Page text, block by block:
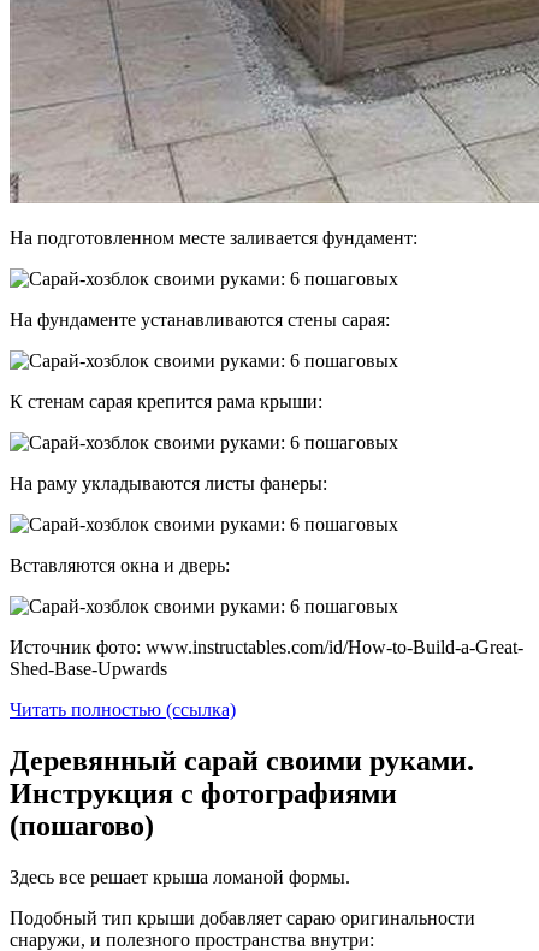
На подготовленном месте заливается фундамент:
На фундаменте устанавливаются стены сарая:
К стенам сарая крепится рама крыши:
На раму укладываются листы фанеры:
Вставляются окна и дверь:
Источник фото: www.instructables.com/id/How-to-Build-a-Great-
Shed-Base-Upwards
Читать полностью (ссылка)
Деревянный сарай своими руками.
Инструкция с фотографиями
(пошагово)
Здесь все решает крыша ломаной формы.
Подобный тип крыши добавляет сараю оригинальности
снаружи, и полезного пространства внутри: